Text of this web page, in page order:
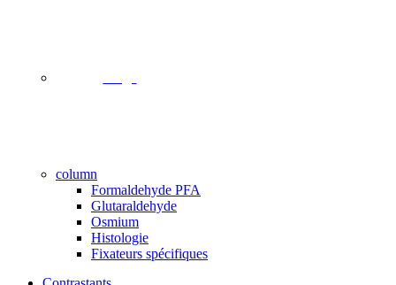
column
Formaldehyde PFA
Glutaraldehyde
Osmium
Histologie
Fixateurs spécifiques